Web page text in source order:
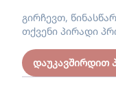
გირჩევთ,
თქვენი პირადი
დაუკავშირდით